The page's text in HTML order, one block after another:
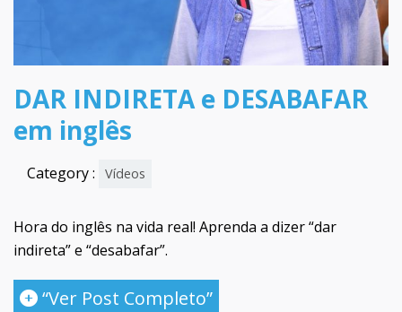
DAR INDIRETA e DESABAFAR
em inglês
Category : Vídeos
Hora do inglês na vida real! Aprenda a dizer “dar
indireta” e “desabafar”.
“Ver Post Completo”